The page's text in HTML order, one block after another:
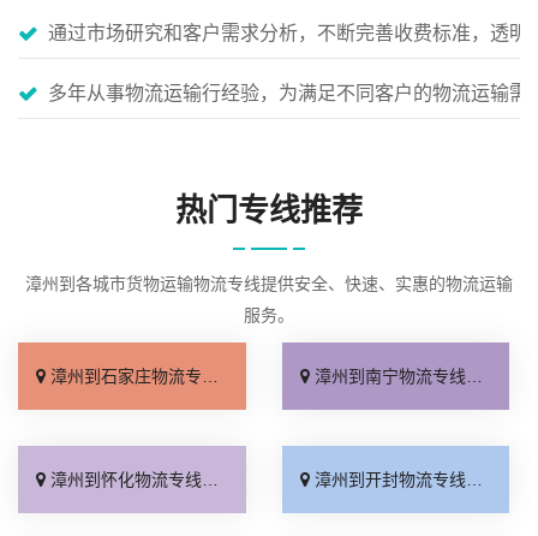
通过市场研究和客户需求分析，不断完善收费标准，透明
多年从事物流运输行经验，为满足不同客户的物流运输
热门专线推荐
漳州到各城市货物运输物流专线提供安全、快速、实惠的物流运输
服务。
漳州到石家庄物流专线_专线快运「全境到达」 漳州到南宁物流专线_专业靠谱「多久能到」
漳州到怀化物流专线_来电咨询「快速响应」 漳州到开封物流专线_整车配货「专线快运」